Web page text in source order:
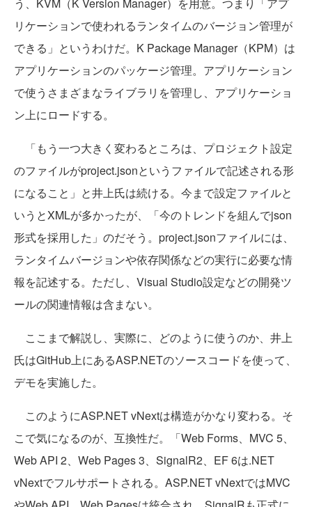
リケーションで使われるランタイムのバージョン管理が
できる」というわけだ。K Package Manager（KPM）は
アプリケーションのパッケージ管理。アプリケーション
で使うさまざまなライブラリを管理し、アプリケーショ
ン上にロードする。
「もう一つ大きく変わるところは、プロジェクト設定
のファイルがproject.jsonというファイルで記述される形
になること」と井上氏は続ける。今まで設定ファイルと
いうとXMLが多かったが、「今のトレンドを組んでjson
形式を採用した」のだそう。project.jsonファイルには、
ランタイムバージョンや依存関係などの実行に必要な情
報を記述する。ただし、Visual Studio設定などの開発ツ
ールの関連情報は含まない。
ここまで解説し、実際に、どのように使うのか、井上
氏はGitHub上にあるASP.NETのソースコードを使って、
デモを実施した。
このようにASP.NET vNextは構造がかなり変わる。そ
こで気になるのが、互換性だ。「Web Forms、MVC 5、
Web API 2、Web Pages 3、SignalR2、EF 6は.NET
vNextでフルサポートされる。ASP.NET vNextではMVC